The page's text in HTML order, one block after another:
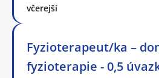
včerejší
Fyzioterapeut/ka –
fyzioterapie - 0,5